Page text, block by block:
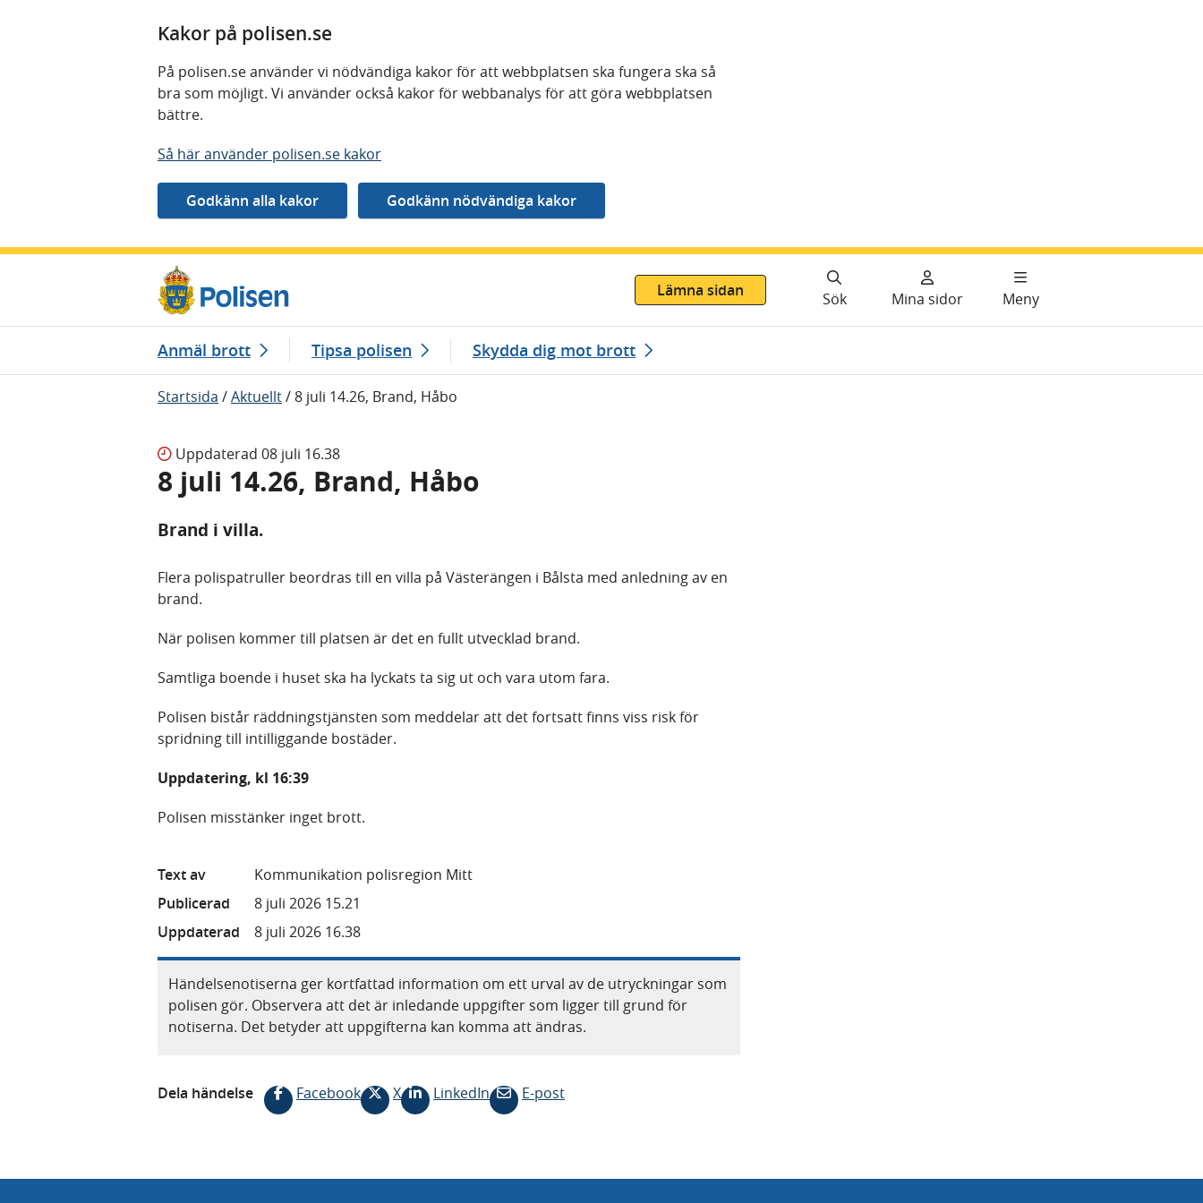
Kakor på polisen.se
På polisen.se använder vi nödvändiga kakor för att webbplatsen ska fungera ska så
bra som möjligt. Vi använder också kakor för webbanalys för att göra webbplatsen
bättre.
Så här använder polisen.se kakor
Lämna sidan
Sök Mina sidor Meny
Anmäl brott Tipsa polisen Skydda dig mot brott
Startsida /Aktuellt/8 juli 14.26, Brand, Håbo
Uppdaterad 08 juli 16.38
8 juli 14.26, Brand, Håbo
Brand i villa.
Flera polispatruller beordras till en villa på Västerängen i Bålsta med anledning av en
brand.
När polisen kommer till platsen är det en fullt utvecklad brand.
Samtliga boende i huset ska ha lyckats ta sig ut och vara utom fara.
Polisen bistår räddningstjänsten som meddelar att det fortsatt finns viss risk för
spridning till intilliggande bostäder.
Uppdatering, kl 16:39
Polisen misstänker inget brott.
Text av
Kommunikation polisregion Mitt
Publicerad
8 juli 2026 15.21
Uppdaterad
8 juli 2026 16.38
Händelsenotiserna ger kortfattad information om ett urval av de utryckningar som
polisen gör. Observera att det är inledande uppgifter som ligger till grund för
notiserna. Det betyder att uppgifterna kan komma att ändras.
Dela händelse Facebook X LinkedIn E-post